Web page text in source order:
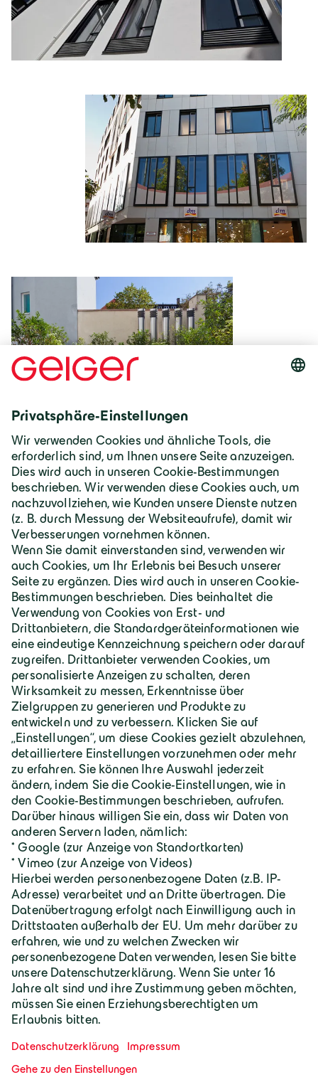
Deutschland | Deutsch
Geiger Gruppe
Über Geiger
Karriere
Geiger Gruppe
Wilhelm-Geiger-Straße 1
87561 Oberstdorf
+49 8322 18 0
info@geigergruppe.de
Darf ich mich vorstellen, ich bin der